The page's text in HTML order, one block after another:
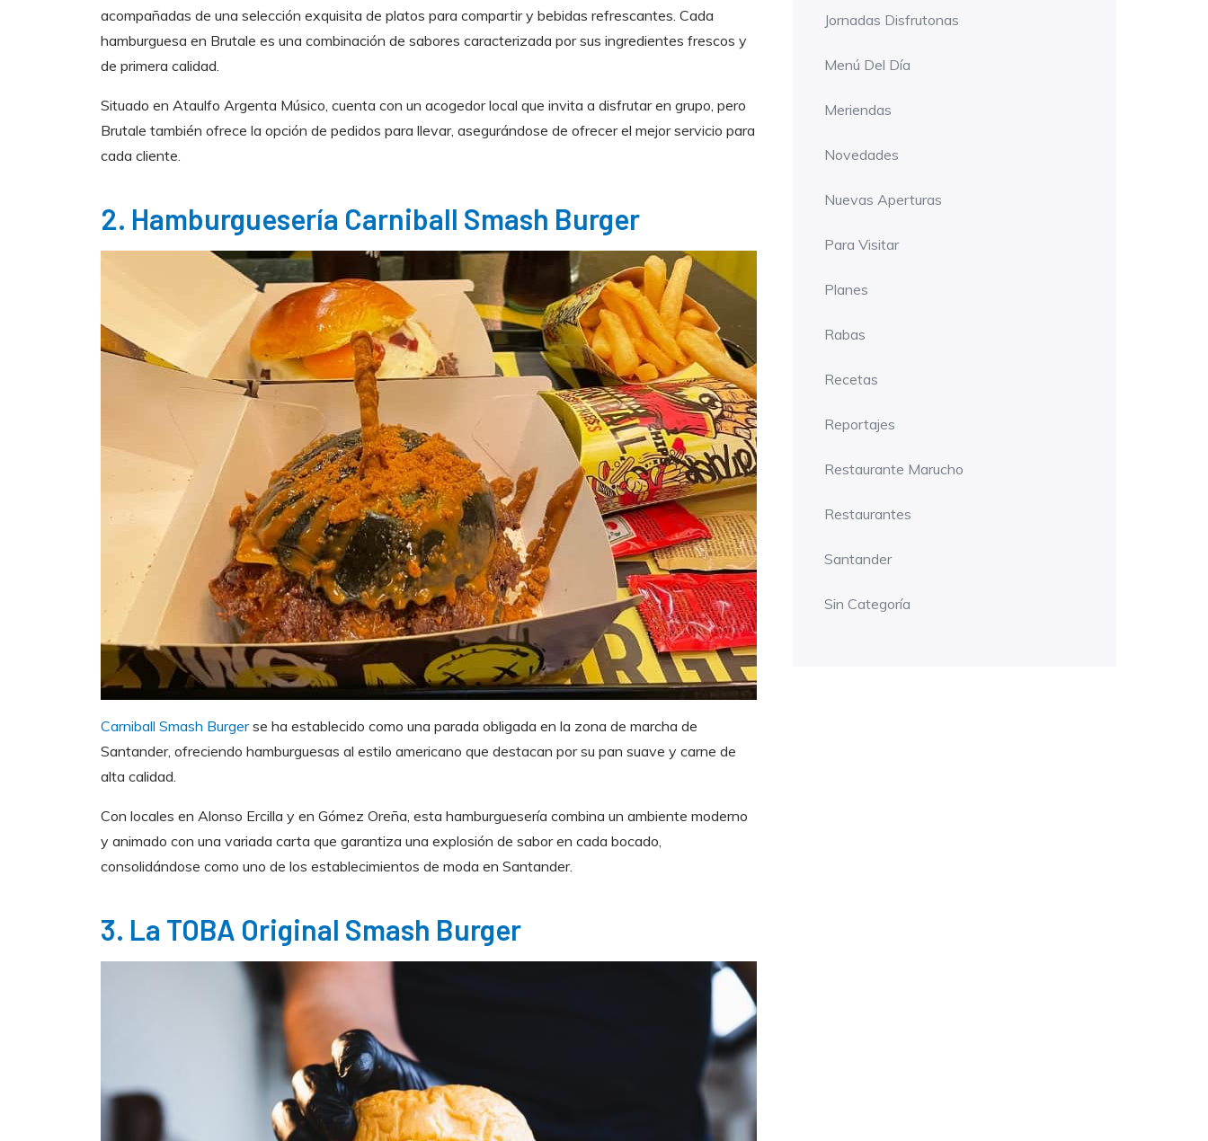
acompañadas de una selección exquisita de platos para compartir y bebidas refrescantes. Cada
hamburguesa en Brutale es una combinación de sabores caracterizada por sus ingredientes frescos y
de primera calidad.
Situado en Ataulfo Argenta Músico, cuenta con un acogedor local que invita a disfrutar en grupo, pero
Brutale también ofrece la opción de pedidos para llevar, asegurándose de ofrecer el mejor servicio para
cada cliente.
2. Hamburguesería Carniball Smash Burger
Carniball Smash Burgerse ha establecido como una parada obligada en la zona de marcha de
Santander, ofreciendo hamburguesas al estilo americano que destacan por su pan suave y carne de
alta calidad.
Con locales en Alonso Ercilla y en Gómez Oreña, esta hamburguesería combina un ambiente moderno
y animado con una variada carta que garantiza una explosión de sabor en cada bocado,
consolidándose como uno de los establecimientos de moda en Santander.
3. La TOBA Original Smash Burger
Jornadas Disfrutonas
Menú Del Día
Meriendas
Novedades
Nuevas Aperturas
Para Visitar
Planes
Rabas
Recetas
Reportajes
Restaurante Marucho
Restaurantes
Santander
Sin Categoría